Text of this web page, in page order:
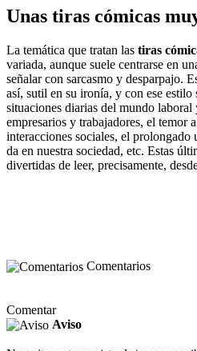
Unas tiras cómicas
La temática que tratan las tiras
variada, aunque suele centrarse en
señalar con sarcasmo y desparpajo.
así, sutil en su ironía, y con ese estilo
situaciones diarias del mundo
empresarios y trabajadores, el temor
interacciones sociales, el
da en nuestra sociedad, etc. Estas
divertidas de leer, precisamente,
Comentarios
Comentar
Aviso